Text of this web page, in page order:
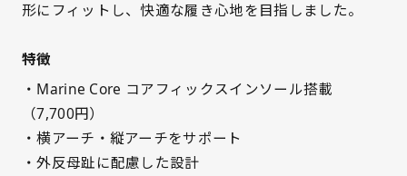
サイズを選択してください
形にフィットし、快適な履き心地を目指しました。
特徴
・Marine Core コアフィックスインソール搭載
（7,700円）
・横アーチ・縦アーチをサポート
・外反母趾に配慮した設計